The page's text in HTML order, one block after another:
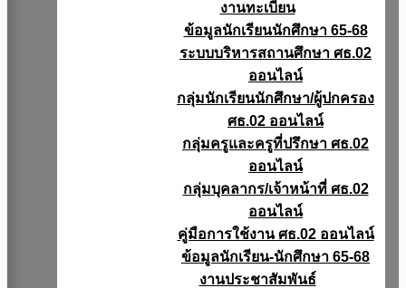
งานทะเบียน
ข้อมูลนักเรียนนักศึกษา 65-68
ระบบบริหารสถานศึกษา ศธ.02
ออนไลน์
กลุ่มนักเรียนนักศึกษา/ผู้ปกครอง
ศธ.02 ออนไลน์
กลุ่มครูและครูที่ปรึกษา ศธ.02
ออนไลน์
กลุ่มบุคลากร/เจ้าหน้าที่ ศธ.02
ออนไลน์
คู่มือการใช้งาน ศธ.02 ออนไลน์
ข้อมูลนักเรียน-นักศึกษา 65-68
งานประชาสัมพันธ์